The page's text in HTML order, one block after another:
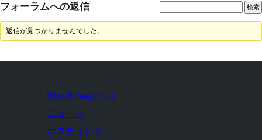
フォーラムへの返信
返信が見つかりませんでした。
WordPress とは
ニュース
ホスティング